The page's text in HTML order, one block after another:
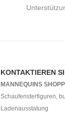
KONTAKTIEREN
MANNEQUINS
Schaufensterfiguren,
Ladenausstatung